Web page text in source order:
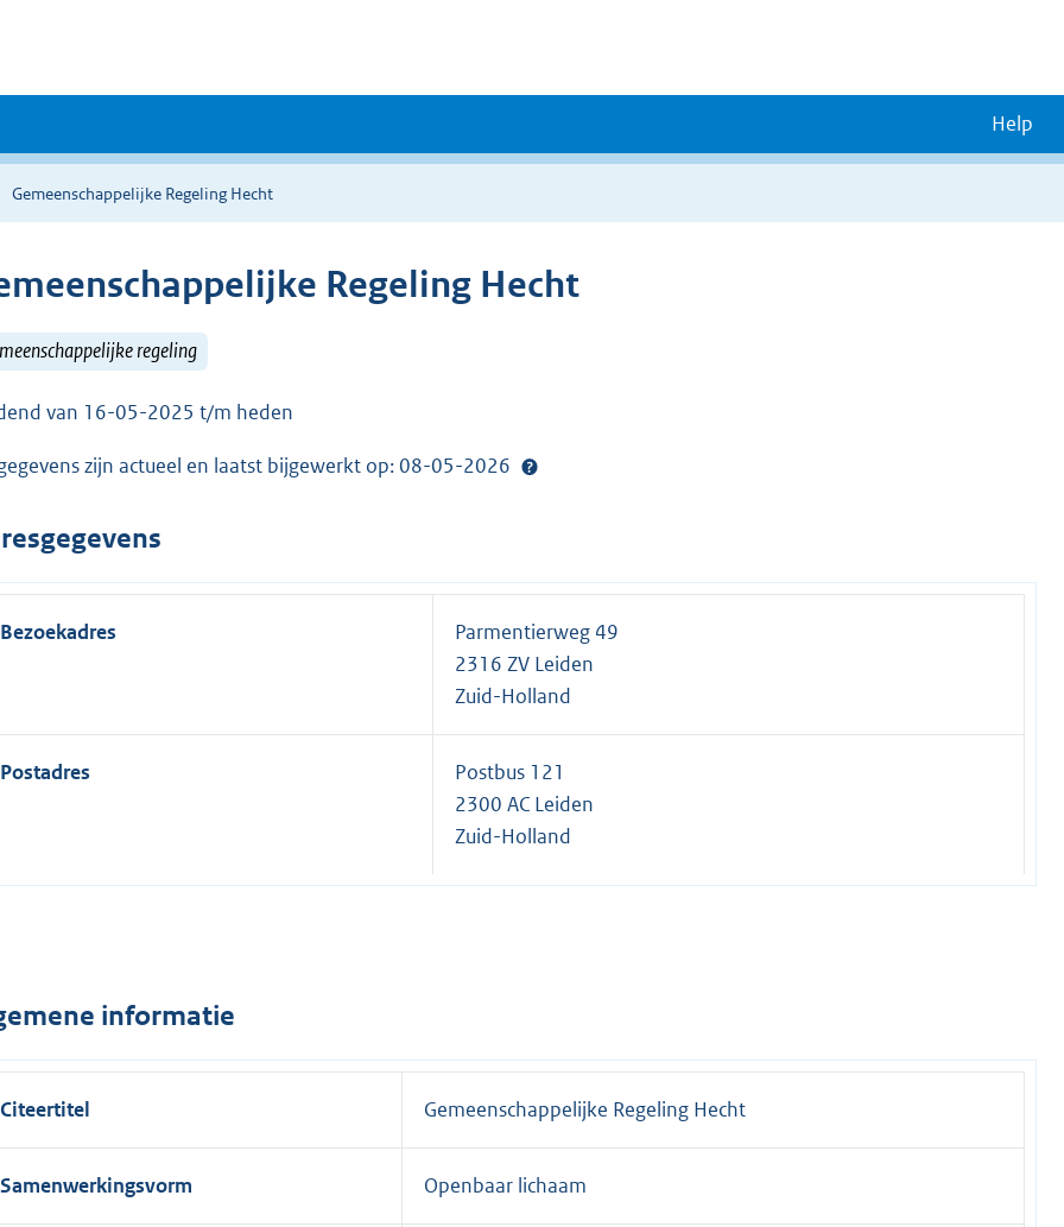
Help
Gemeenschappelijke Regeling Hecht
Regeling Hecht
regeling
van 16-05-2025 t/m heden
zijn actueel en laatst bijgewerkt op: 08-05-2026
Bezoekadres
Parmentierweg 49
2316 ZV Leiden
Zuid-Holland
Postadres
Postbus 121
2300 AC Leiden
Zuid-Holland
informatie
Citeertitel Gemeenschappelijke Regeling Hecht
Samenwerkingsvorm Openbaar lichaam